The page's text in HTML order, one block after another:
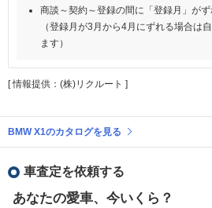
商談～契約～登録の間に「登録月」が
（登録月が3月から4月にずれる場合は
ます）
[ 情報提供：(株)リクルート ]
BMW X1のカタログを見る
車査定を依頼する
あなたの愛車、今いくら？